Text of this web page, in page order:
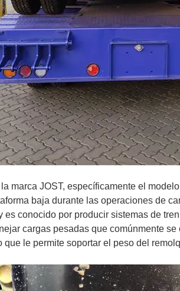
marca JOST, específicamente el
baja durante las operaciones de
es conocido por producir sistemas de
cargas pesadas que comúnmente
le permite soportar el peso del